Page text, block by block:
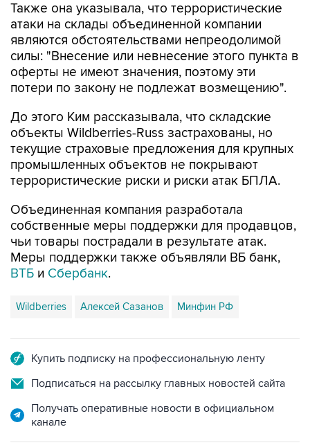
Также она указывала, что террористические
атаки на склады объединенной компании
являются обстоятельствами непреодолимой
силы: "Внесение или невнесение этого пункта в
оферты не имеют значения, поэтому эти
потери по закону не подлежат возмещению".
До этого Ким рассказывала, что складские
объекты Wildberries-Russ застрахованы, но
текущие страховые предложения для крупных
промышленных объектов не покрывают
террористические риски и риски атак БПЛА.
Объединенная компания разработала
собственные меры поддержки для продавцов,
чьи товары пострадали в результате атак.
Меры поддержки также объявляли ВБ банк,
ВТБ и Сбербанк.
Wildberries Алексей Сазанов Минфин РФ
Купить подписку на профессиональную ленту
Подписаться на рассылку главных новостей сайта
Получать оперативные новости в официальном
канале